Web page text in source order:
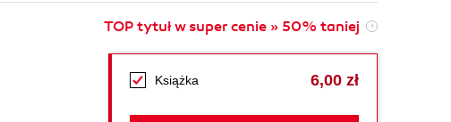
TOP tytuł w super cenie » 50% taniej
Książka 6,00 zł